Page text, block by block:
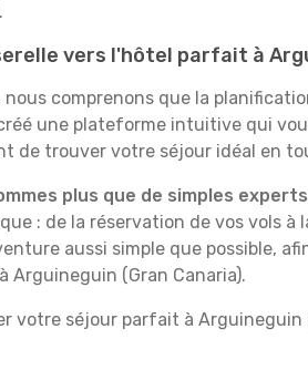
vers l'hôtel parfait à
nous comprenons que la
une plateforme intuitive qui
de trouver votre séjour idéal en
plus que de simples
: de la réservation de vos vols
aussi simple que possible,
Arguineguin (Gran Canaria).
votre séjour parfait à Arguineguin